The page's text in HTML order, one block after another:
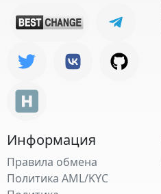
Информация
Правила обмена
Политика AML/KYC